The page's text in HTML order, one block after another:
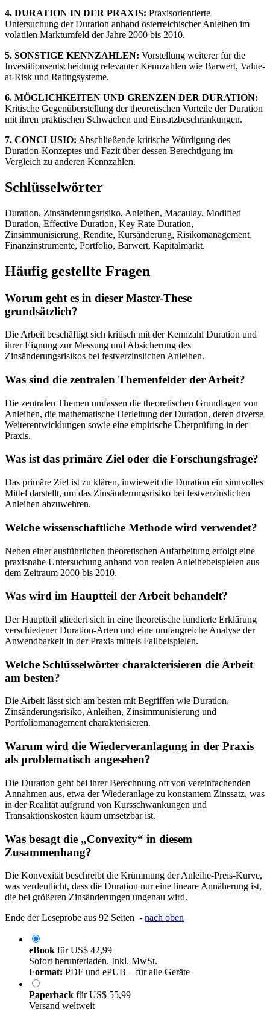
4. DURATION IN DER PRAXIS: Praxisorientierte
Untersuchung der Duration anhand österreichischer Anleihen im
volatilen Marktumfeld der Jahre 2000 bis 2010.
5. SONSTIGE KENNZAHLEN: Vorstellung weiterer für die
Investitionsentscheidung relevanter Kennzahlen wie Barwert, Value-
at-Risk und Ratingsysteme.
6. MÖGLICHKEITEN UND GRENZEN DER DURATION:
Kritische Gegenüberstellung der theoretischen Vorteile der Duration
mit ihren praktischen Schwächen und Einsatzbeschränkungen.
7. CONCLUSIO: Abschließende kritische Würdigung des
Duration-Konzeptes und Fazit über dessen Berechtigung im
Vergleich zu anderen Kennzahlen.
Schlüsselwörter
Duration, Zinsänderungsrisiko, Anleihen, Macaulay, Modified
Duration, Effective Duration, Key Rate Duration,
Zinsimmunisierung, Rendite, Kursänderung, Risikomanagement,
Finanzinstrumente, Portfolio, Barwert, Kapitalmarkt.
Häufig gestellte Fragen
Worum geht es in dieser Master-These
grundsätzlich?
Die Arbeit beschäftigt sich kritisch mit der Kennzahl Duration und
ihrer Eignung zur Messung und Absicherung des
Zinsänderungsrisikos bei festverzinslichen Anleihen.
Was sind die zentralen Themenfelder der Arbeit?
Die zentralen Themen umfassen die theoretischen Grundlagen von
Anleihen, die mathematische Herleitung der Duration, deren diverse
Weiterentwicklungen sowie eine empirische Überprüfung in der
Praxis.
Was ist das primäre Ziel oder die Forschungsfrage?
Das primäre Ziel ist zu klären, inwieweit die Duration ein sinnvolles
Mittel darstellt, um das Zinsänderungsrisiko bei festverzinslichen
Anleihen abzuwehren.
Welche wissenschaftliche Methode wird verwendet?
Neben einer ausführlichen theoretischen Aufarbeitung erfolgt eine
praxisnahe Untersuchung anhand von realen Anleihebeispielen aus
dem Zeitraum 2000 bis 2010.
Was wird im Hauptteil der Arbeit behandelt?
Der Hauptteil gliedert sich in eine theoretische fundierte Erklärung
verschiedener Duration-Arten und eine umfangreiche Analyse der
Anwendbarkeit in der Praxis mittels Fallbeispielen.
Welche Schlüsselwörter charakterisieren die Arbeit
am besten?
Die Arbeit lässt sich am besten mit Begriffen wie Duration,
Zinsänderungsrisiko, Anleihen, Zinsimmunisierung und
Portfoliomanagement charakterisieren.
Warum wird die Wiederveranlagung in der Praxis
als problematisch angesehen?
Die Duration geht bei ihrer Berechnung oft von vereinfachenden
Annahmen aus, etwa der Wiederanlage zu konstantem Zinssatz, was
in der Realität aufgrund von Kursschwankungen und
Transaktionskosten kaum umsetzbar ist.
Was besagt die „Convexity“ in diesem
Zusammenhang?
Die Konvexität beschreibt die Krümmung der Anleihe-Preis-Kurve,
was verdeutlicht, dass die Duration nur eine lineare Annäherung ist,
die bei größeren Zinsänderungen ungenau wird.
Ende der Leseprobe aus 92 Seiten - nach oben
eBook fürUS$ 42,99
Sofort herunterladen. Inkl. MwSt.
Format: PDF und ePUB – für alle Geräte
Paperback fürUS$ 55,99
Versand weltweit